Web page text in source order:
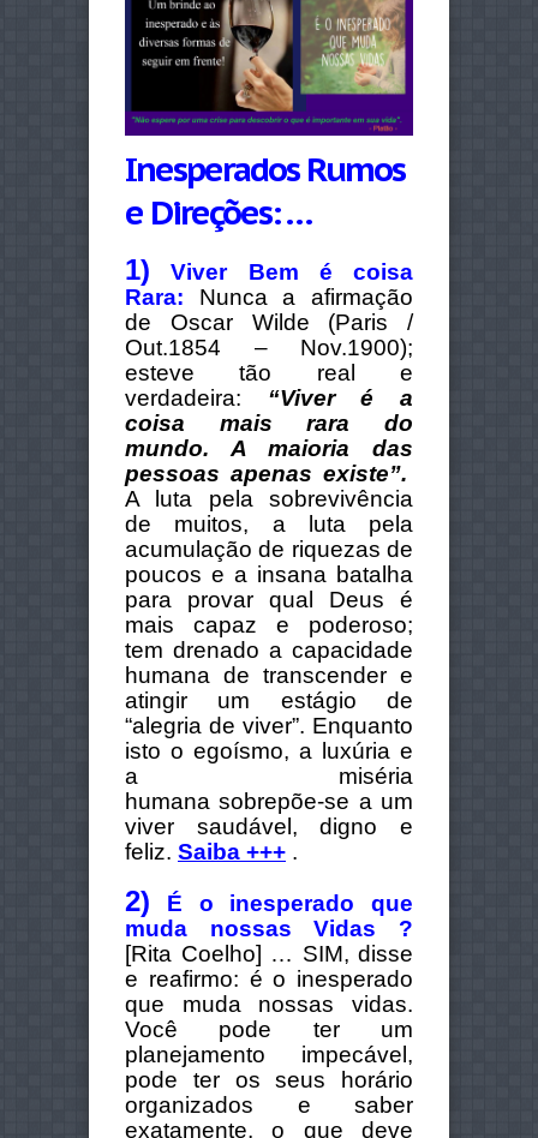
Inesperados Rumos
e Direções: …
1) Viver Bem é coisa
Rara: Nunca a afirmação
de Oscar Wilde (Paris /
Out.1854 – Nov.1900);
esteve tão real e
verdadeira: “Viver é a
coisa mais rara do
mundo. A maioria das
pessoas apenas existe”.
A luta pela sobrevivência
de muitos, a luta pela
acumulação de riquezas de
poucos e a insana batalha
para provar qual Deus é
mais capaz e poderoso;
tem drenado a capacidade
humana de transcender e
atingir um estágio de
“alegria de viver”. Enquanto
isto o egoísmo, a luxúria e
a miséria
humana sobrepõe-se a um
viver saudável, digno e
feliz. Saiba +++ .
2) É o inesperado que
muda nossas Vidas ?
[Rita Coelho] … SIM, disse
e reafirmo: é o inesperado
que muda nossas vidas.
Você pode ter um
planejamento impecável,
pode ter os seus horário
organizados e saber
exatamente, o que deve